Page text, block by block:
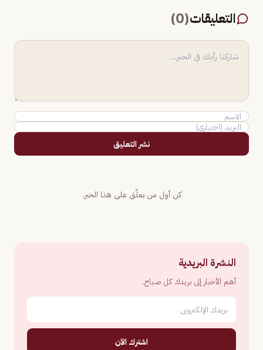
التعليقات(
0
)
نشر التعليق
كن أول من يعلّق على هذا الخبر.
النشرة البريدية
أهم الأخبار إلى بريدك كل صباح.
اشترك الآن